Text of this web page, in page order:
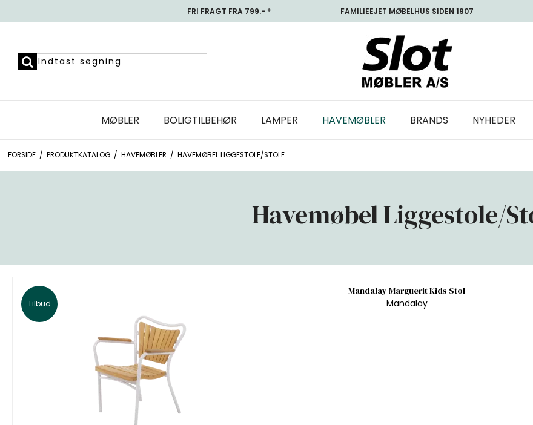
FRI FRAGT FRA 799.- * FAMILIEEJET MØBELHUS SIDEN 1907
MØBLER BOLIGTILBEHØR LAMPER HAVEMØBLER BRANDS NYHEDER
FORSIDE / PRODUKTKATALOG / HAVEMØBLER / HAVEMØBEL LIGGESTOLE/STOLE
Havemøbel Liggestole/
Tilbud
Mandalay Marguerit Kids Stol
Mandalay